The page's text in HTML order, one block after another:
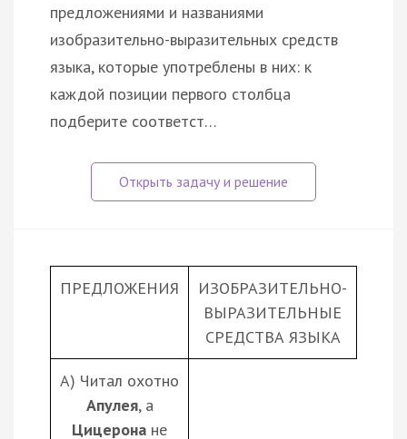
предложениями и названиями
изобразительно-выразительных средств
языка, которые употреблены в них: к
каждой позиции первого столбца
подберите соответст…
ПРЕДЛОЖЕНИЯ
ИЗОБРАЗИТЕЛЬНО-
ВЫРАЗИТЕЛЬНЫЕ
СРЕДСТВА ЯЗЫКА
А) Читал охотно
Апулея, а
Цицерона не